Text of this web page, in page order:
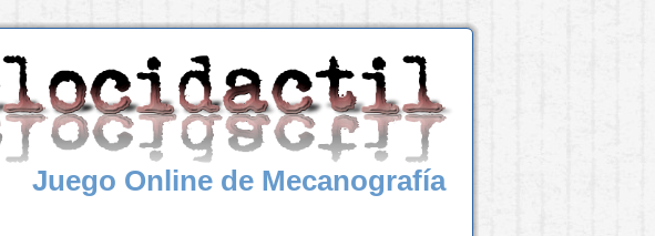
Juego Online de Mecanografía